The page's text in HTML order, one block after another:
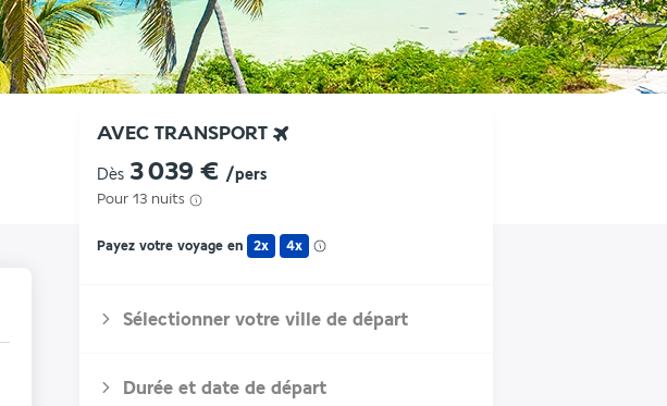
AVEC TRANSPORT
Dès 3 039 € /pers
Pour 13 nuits
Payez votre voyage en 2x 4x
Sélectionner votre ville de départ
Durée et date de départ